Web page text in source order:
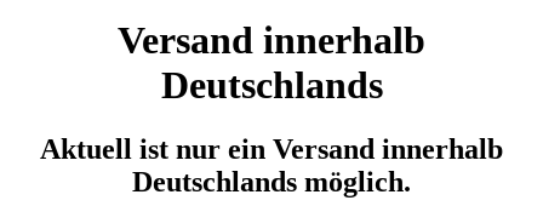
Versand innerhalb
Deutschlands
Aktuell ist nur ein Versand innerhalb
Deutschlands möglich.